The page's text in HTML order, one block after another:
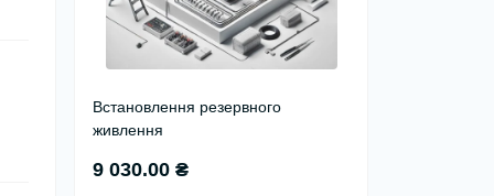
Встановлення резервного
живлення
9 030.00 ₴